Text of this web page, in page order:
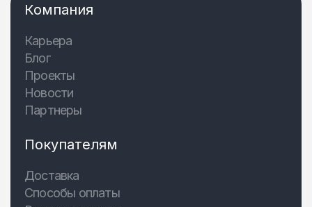
Компания
Карьера
Блог
Проекты
Новости
Партнеры
Покупателям
Доставка
Способы оплаты